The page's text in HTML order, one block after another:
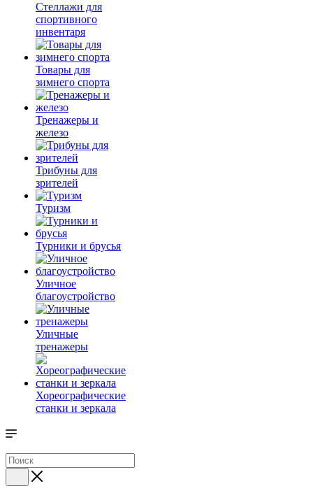
Стеллажи для
спортивного
инвентаря
Товары для
зимнего спорта
Тренажеры и
железо
Трибуны для
зрителей
Туризм
Турники и брусья
Уличное
благоустройство
Уличные
тренажеры
Хореографические
станки и зеркала